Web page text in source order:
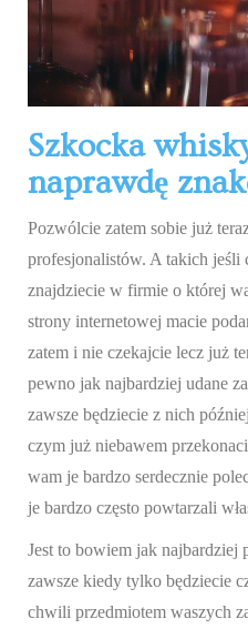
Szkocka
naprawdę
Pozwólcie zatem sobie już
profesjonalistów. A takich
znajdziecie w firmie o której
strony internetowej macie
zatem i nie czekajcie lecz już
pewno jak najbardziej udane
zawsze będziecie z nich
czym już niebawem
wam je bardzo serdecznie
je bardzo często powtarzali
Jest to bowiem jak najbardziej
zawsze kiedy tylko będziecie
chwili przedmiotem waszych